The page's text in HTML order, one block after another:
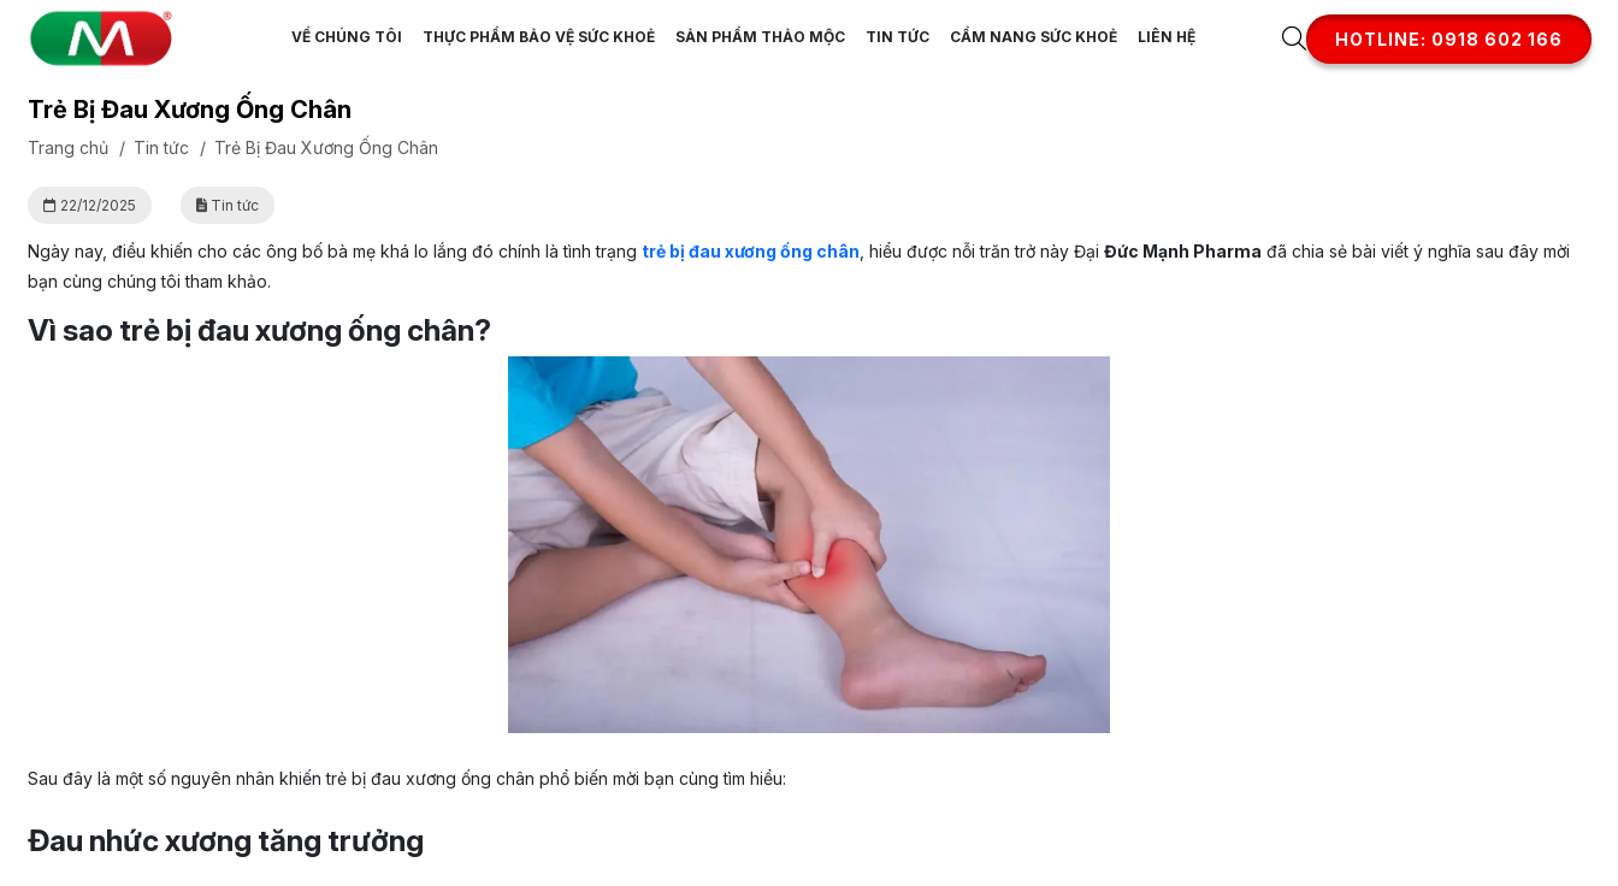
VỀ CHÚNG TÔI THỰC PHẨM BẢO VỆ SỨC KHOẺ SẢN PHẨM THẢO MỘC TIN TỨC CẨM NANG SỨC KHOẺ LIÊN HỆ HOTLINE: 0918 602 166
Trẻ Bị Đau Xương Ống Chân
Trang chủ / Tin tức / Trẻ Bị Đau Xương Ống Chân
22/12/2025 Tin tức
Ngày nay, điều khiến cho các ông bố bà mẹ khá lo lắng đó chính là tình trạng trẻ bị đau xương ống chân , hiểu được nỗi trăn trở này Đại Đức Mạnh Pharma đã chia sẻ bài viết ý nghĩa sau đây mời
bạn cùng chúng tôi tham khảo.
Vì sao trẻ bị đau xương ống chân?
Sau đây là một số nguyên nhân khiến trẻ bị đau xương ống chân phổ biến mời bạn cùng tìm hiểu:
Đau nhức xương tăng trưởng